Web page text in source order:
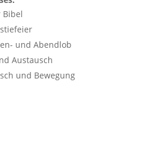
Bibel
und Abendlob
Austausch
und Bewegung